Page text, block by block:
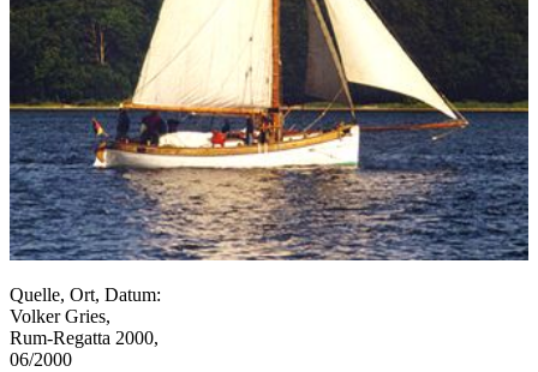
Quelle, Ort, Datum:
Volker Gries,
Rum-Regatta 2000,
06/2000